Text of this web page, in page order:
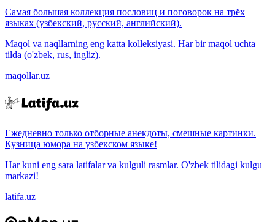
Самая большая коллекция пословиц и поговорок на трёх
языках (узбекский, русский, английский).
Maqol va naqllarning eng katta kolleksiyasi. Har bir maqol uchta
tilda (o'zbek, rus, ingliz).
maqollar.uz
Ежедневно только отборные анекдоты, смешные картинки.
Кузница юмора на узбекском языке!
Har kuni eng sara latifalar va kulguli rasmlar. O'zbek tilidagi kulgu
markazi!
latifa.uz